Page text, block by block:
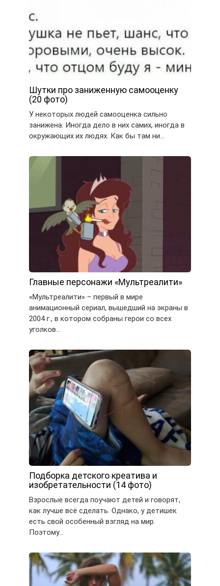
Шутки про заниженную самооценку
(20 фото)
У некоторых людей самооценка сильно
занижена. Иногда дело в них самих, иногда в
окружающих их людях. Как бы там ни…
Главные персонажи «Мультреалити»
«Мультреалити» – первый в мире
анимационный сериал, вышедший на экраны в
2004 г., в котором собраны герои со всех
уголков…
Подборка детского креатива и
изобретательности (14 фото)
Взрослые всегда поучают детей и говорят,
как лучше всё сделать. Однако, у детишек
есть свой особенный взгляд на мир.
Поэтому…